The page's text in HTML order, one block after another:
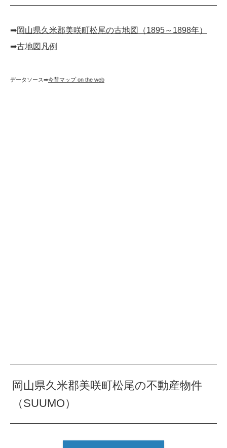
➡︎岡山県久米郡美咲町松尾の古地図（1895～1898年）
➡︎古地図凡例
データソース➡︎今昔マップ on the web
岡山県久米郡美咲町松尾の不動産物件
（SUUMO）